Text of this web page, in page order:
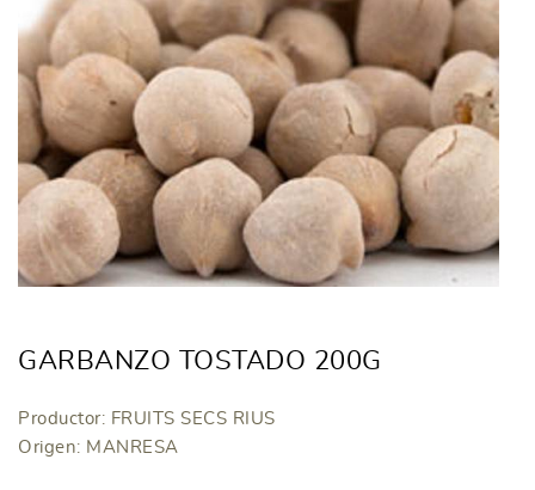
GARBANZO TOSTADO 200G
Productor: FRUITS SECS RIUS
Origen: MANRESA